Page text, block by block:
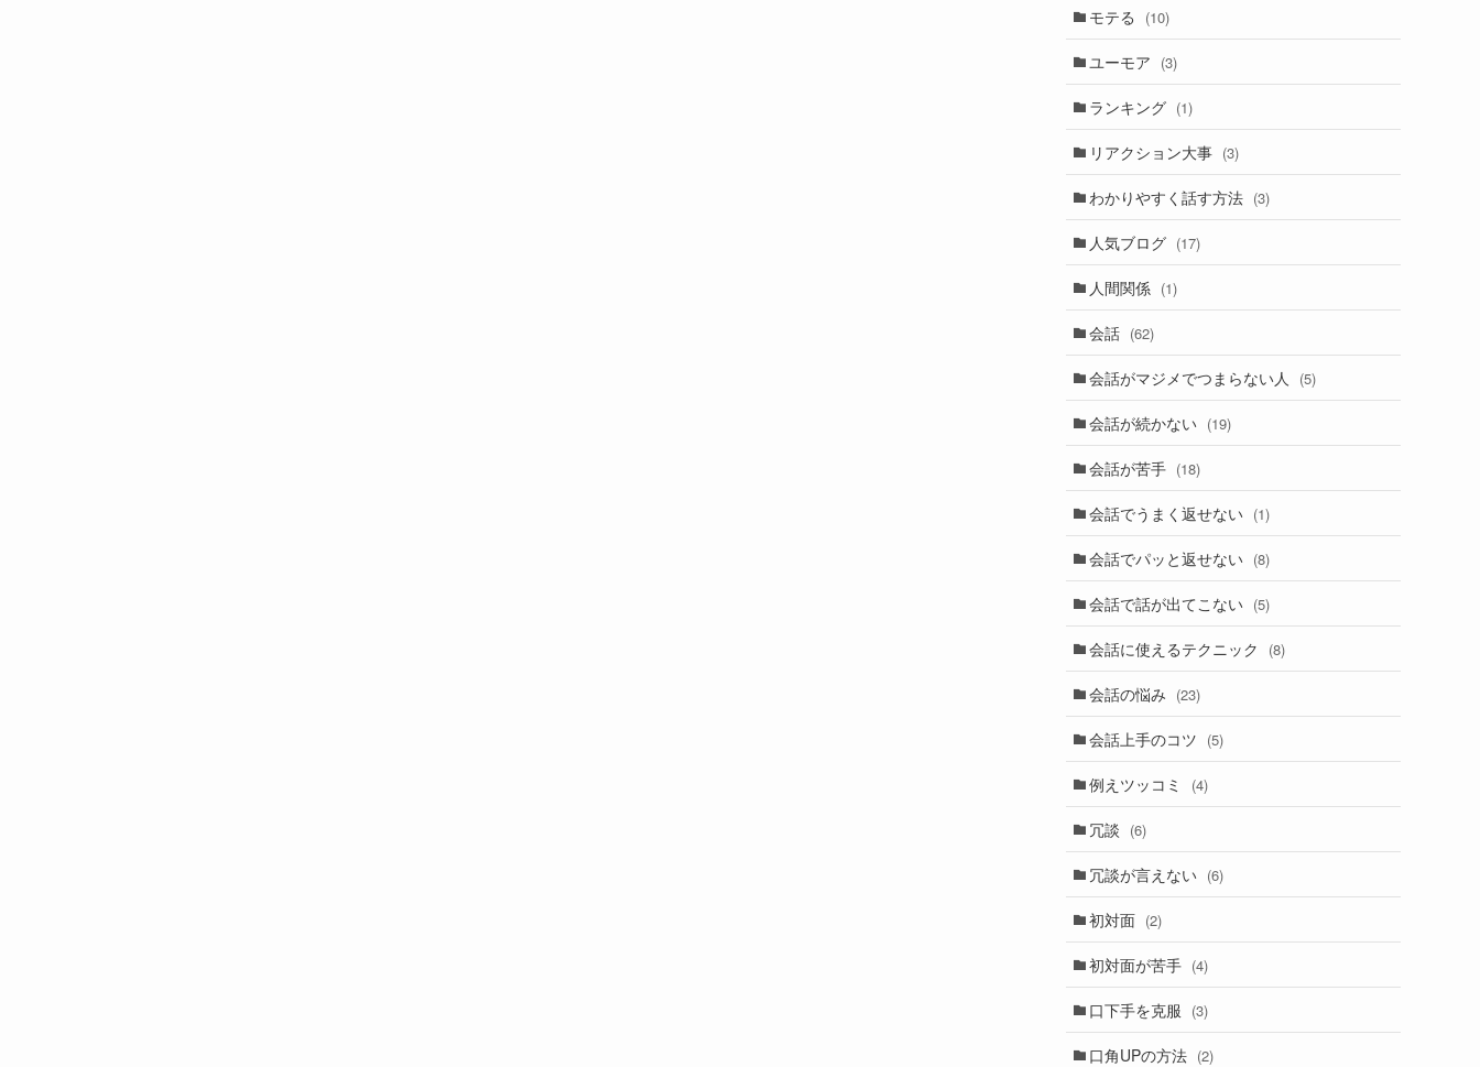
モテる (10)
ユーモア (3)
ランキング (1)
リアクション大事 (3)
わかりやすく話す方法 (3)
人気ブログ (17)
人間関係 (1)
会話 (62)
会話がマジメでつまらない人 (5)
会話が続かない (19)
会話が苦手 (18)
会話でうまく返せない (1)
会話でパッと返せない (8)
会話で話が出てこない (5)
会話に使えるテクニック (8)
会話の悩み (23)
会話上手のコツ (5)
例えツッコミ (4)
冗談 (6)
冗談が言えない (6)
初対面 (2)
初対面が苦手 (4)
口下手を克服 (3)
口角UPの方法 (2)